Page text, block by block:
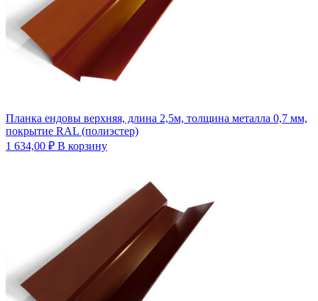
Планка ендовы верхняя, длина 2,5м, толщина металла 0,7 мм,
покрытие RAL (полиэстер)
1 634,00 ₽ В корзину